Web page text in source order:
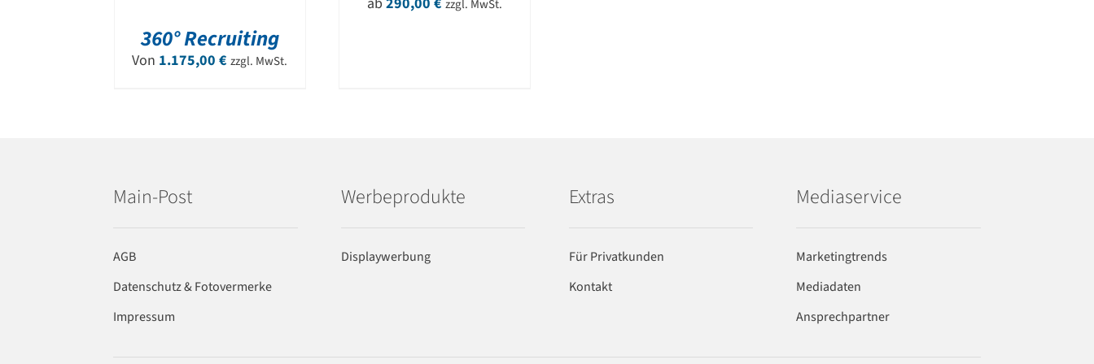
360° Recruiting
Von 1.175,00€ zzgl. MwSt.
zzgl. MwSt.
Main-Post
AGB
Datenschutz & Fotovermerke
Impressum
Werbeprodukte
Displaywerbung
Extras
Für Privatkunden
Kontakt
Mediaservice
Marketingtrends
Mediadaten
Ansprechpartner